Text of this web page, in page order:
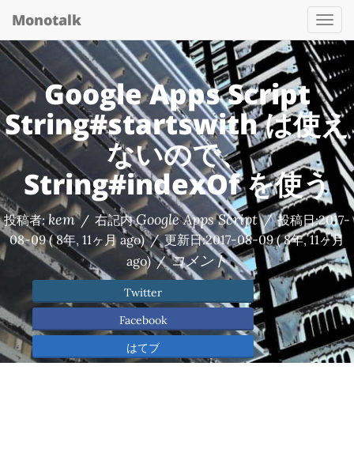
Monotalk
Google Apps Script
String#startswith は使え
ないので、
String#indexOf を使う
投稿者:kem / 右記内Google Apps Script / 投稿日:2017-
08-09( 8年, 11ヶ月 ago) / 更新日:2017-08-09( 8年, 11ヶ月
ago) / コメント
Twitter
Facebook
はてブ